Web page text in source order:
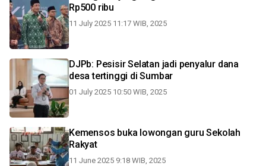
Rp500 ribu
11 July 2025 11:17 WIB, 2025
DJPb: Pesisir Selatan jadi penyalur dana
desa tertinggi di Sumbar
01 July 2025 10:50 WIB, 2025
Kemensos buka lowongan guru Sekolah
Rakyat
11 June 2025 9:18 WIB, 2025